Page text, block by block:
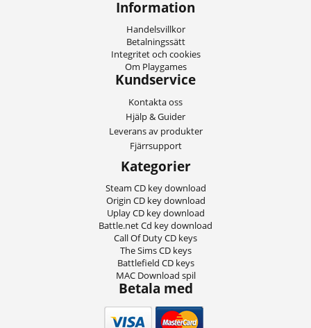
Information
Handelsvillkor
Betalningssätt
Integritet och cookies
Om Playgames
Kundservice
Kontakta oss
Hjälp & Guider
Leverans av produkter
Fjärrsupport
Kategorier
Steam CD key download
Origin CD key download
Uplay CD key download
Battle.net Cd key download
Call Of Duty CD keys
The Sims CD keys
Battlefield CD keys
MAC Download spil
Betala med